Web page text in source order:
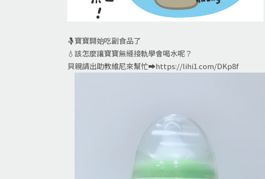
🤱寶寶開始吃副食品了
💧該怎麼讓寶寶無縫接軌學會喝水呢？
貝親請出助教維尼來幫忙➡https://lihi1.com/DKp8f